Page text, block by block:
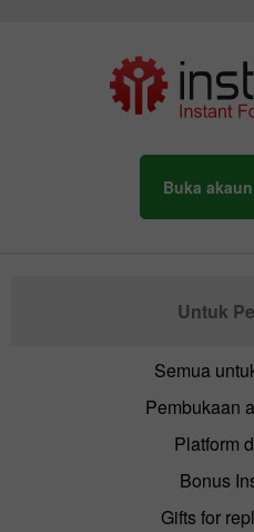
Buka
Untuk
Semua
Pembukaan
Platform
Bonus
Gifts for